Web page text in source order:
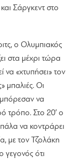
Σάργκεντ στο
ο Ολυμπιακός
στα μέχρι τώρα
να «χτυπήσει» τον
μπαλιές. Οι
να
τρόπο. Στο 20′ ο
να κοντράρει
με τον Τζολάκη
γεγονός ότι